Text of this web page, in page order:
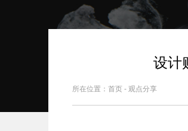
设计
所在位置： 首页- 观点分享